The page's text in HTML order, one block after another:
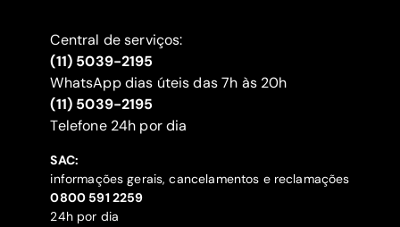
Central de serviços:
(11) 5039-2195
WhatsApp dias úteis das 7h às 20h
(11) 5039-2195
‍Telefone 24h por dia
SAC:
informações gerais, cancelamentos e reclamações
‍0800 591 2259
24h por dia